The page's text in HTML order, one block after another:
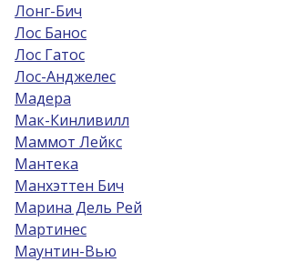
Лонг-Бич
Лос Банос
Лос Гатос
Лос-Анджелес
Мадера
Мак-Кинливилл
Маммот Лейкс
Мантека
Манхэттен Бич
Марина Дель Рей
Мартинес
Маунтин-Вью